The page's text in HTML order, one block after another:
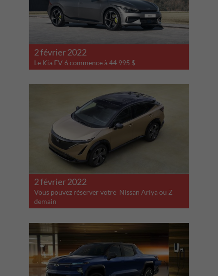
2 février 2022
Le Kia EV 6 commence à 44 995 $
2 février 2022
Vous pouvez réserver votre Nissan Ariya ou Z
demain